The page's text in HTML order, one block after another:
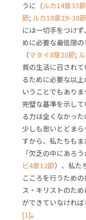
うに（ルカ14章33節
節; ルカ18章29-30節
には一切手をつけ
めに必要な最低限
（マタイ8章20節;
貧の生活に召され
るために必要な以
いうことでもあり
完璧な基準を示し
る力は全くなかっ
少しも思いとどま
すから、私たちも
「欠乏の中にあろ
ピ4章12節）、私た
こころを行うため
ス・キリストのた
ができていなけれ
[1]。